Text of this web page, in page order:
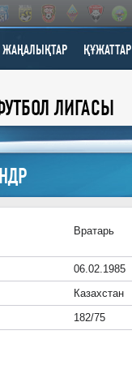
ЖАҢАЛЫҚТАР ҚҰЖАТТАР
ЛИГАСЫ
Вратарь
06.02.1985
Казахстан
182/75